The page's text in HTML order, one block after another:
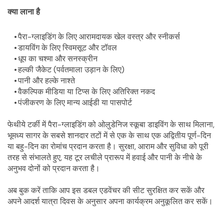
क्या लाना है
पैरा-ग्लाइडिंग के लिए आरामदायक खेल वस्त्र और स्नीकर्स
डायविंग के लिए स्विमसूट और टॉवल
धूप का चश्मा और सनस्क्रीन
हल्की जैकेट (पर्वतमाला उड़ान के लिए)
पानी और हल्के नाश्ते
वैकल्पिक मीडिया या टिप्स के लिए अतिरिक्त नकद
पंजीकरण के लिए मान्य आईडी या पासपोर्ट
फेथीये टर्की में पैरा-ग्लाइडिंग को ओलुडेनिज स्कूबा डाइविंग के साथ मिलाना,
भूमध्य सागर के सबसे शानदार तटों में से एक के साथ एक अद्वितीय पूर्ण-दिन
या बहु-दिन का रोमांच प्रदान करता है। सुरक्षा, आराम और सुविधा को पूरी
तरह से संभालते हुए, यह टूर लचीले प्रारूप में हवाई और पानी के नीचे के
अनुभव दोनों को प्रदान करता है।
अब बुक करें ताकि आप इस डबल एडवेंचर की सीट सुरक्षित कर सकें और
अपने आदर्श यात्रा दिवस के अनुसार अपना कार्यक्रम अनुकूलित कर सकें।